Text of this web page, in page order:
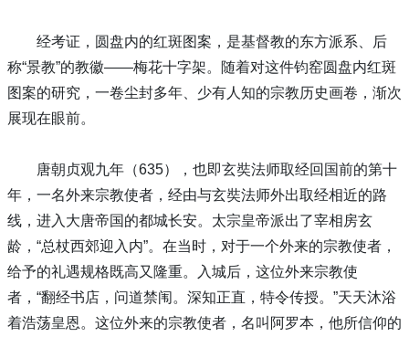
经考证，圆盘内的红斑图案，是基督教的东方派系、后
称“景教”的教徽——梅花十字架。随着对这件钧窑圆盘内红斑
图案的研究，一卷尘封多年、少有人知的宗教历史画卷，渐次
展现在眼前。
唐朝贞观九年（635），也即玄奘法师取经回国前的第十
年，一名外来宗教使者，经由与玄奘法师外出取经相近的路
线，进入大唐帝国的都城长安。太宗皇帝派出了宰相房玄
龄，“总杖西郊迎入内”。在当时，对于一个外来的宗教使者，
给予的礼遇规格既高又隆重。入城后，这位外来宗教使
者，“翻经书店，问道禁闱。深知正直，特令传授。”天天沐浴
着浩荡皇恩。这位外来的宗教使者，名叫阿罗本，他所信仰的